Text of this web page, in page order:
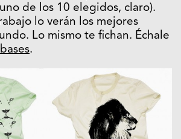
de los 10 elegidos, claro).
lo verán los mejores
Lo mismo te fichan. Échale
bases.